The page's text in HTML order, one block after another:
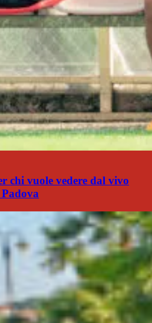
chi vuole vedere dal vivo